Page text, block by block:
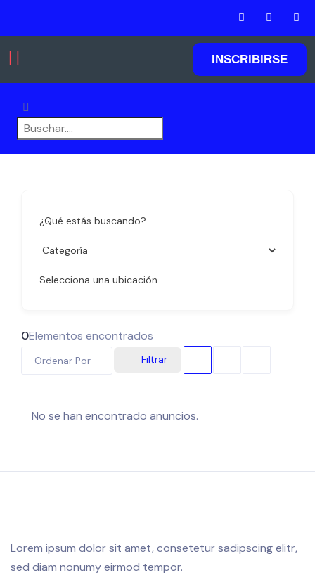
INSCRIBIRSE
¿Qué estás buscando?
Selecciona una ubicación
0Elementos encontrados
Filtrar
Ordenar Por
No se han encontrado anuncios.
Lorem ipsum dolor sit amet, consetetur sadipscing elitr,
sed diam nonumy eirmod tempor.